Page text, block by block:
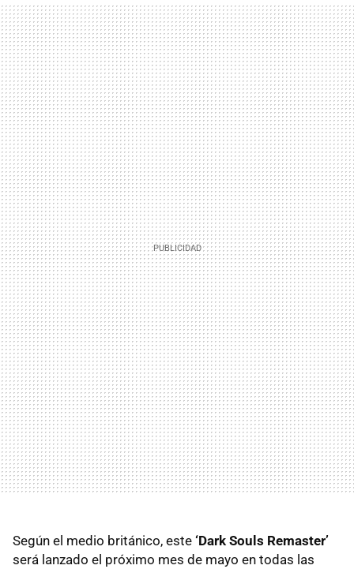
Según el medio británico, este ‘Dark Souls Remaster’
será lanzado el próximo mes de mayo en todas las